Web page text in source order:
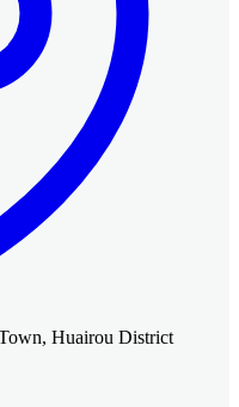
Huairou District